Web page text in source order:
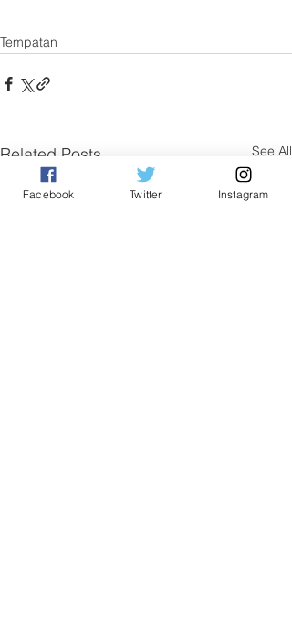
Tempatan
Related Posts See All
Facebook Twitter Instagram